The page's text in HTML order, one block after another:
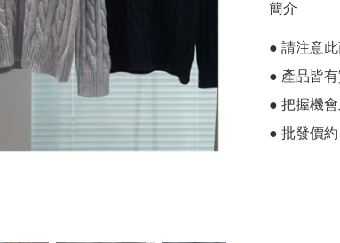
簡介
● 請注意
● 產品皆
● 把握機
● 批發價